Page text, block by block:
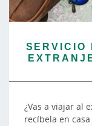
SERVICIO
¿Vas a viajar al
recíbela en casa